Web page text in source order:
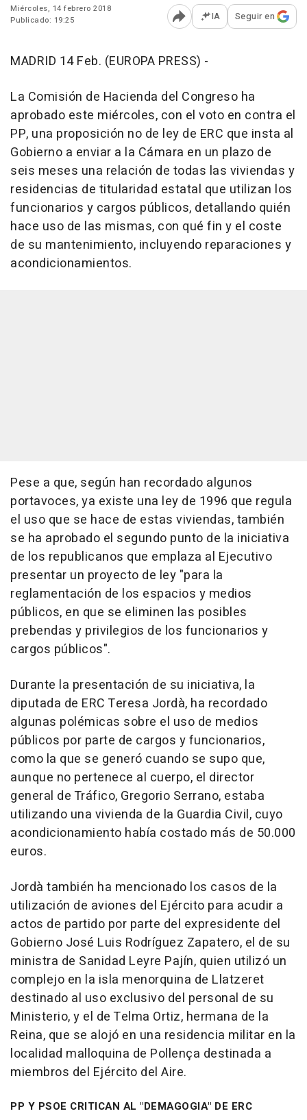
Miércoles, 14 febrero 2018
Publicado: 19:25
Abrir opciones para
IA Seguir en
MADRID 14 Feb. (EUROPA PRESS) -
La Comisión de Hacienda del Congreso ha
aprobado este miércoles, con el voto en contra el
PP, una proposición no de ley de ERC que insta al
Gobierno a enviar a la Cámara en un plazo de
seis meses una relación de todas las viviendas y
residencias de titularidad estatal que utilizan los
funcionarios y cargos públicos, detallando quién
hace uso de las mismas, con qué fin y el coste
de su mantenimiento, incluyendo reparaciones y
acondicionamientos.
Pese a que, según han recordado algunos
portavoces, ya existe una ley de 1996 que regula
el uso que se hace de estas viviendas, también
se ha aprobado el segundo punto de la iniciativa
de los republicanos que emplaza al Ejecutivo
presentar un proyecto de ley "para la
reglamentación de los espacios y medios
públicos, en que se eliminen las posibles
prebendas y privilegios de los funcionarios y
cargos públicos".
Durante la presentación de su iniciativa, la
diputada de ERC Teresa Jordà, ha recordado
algunas polémicas sobre el uso de medios
públicos por parte de cargos y funcionarios,
como la que se generó cuando se supo que,
aunque no pertenece al cuerpo, el director
general de Tráfico, Gregorio Serrano, estaba
utilizando una vivienda de la Guardia Civil, cuyo
acondicionamiento había costado más de 50.000
euros.
Jordà también ha mencionado los casos de la
utilización de aviones del Ejército para acudir a
actos de partido por parte del expresidente del
Gobierno José Luis Rodríguez Zapatero, el de su
ministra de Sanidad Leyre Pajín, quien utilizó un
complejo en la isla menorquina de Llatzeret
destinado al uso exclusivo del personal de su
Ministerio, y el de Telma Ortiz, hermana de la
Reina, que se alojó en una residencia militar en la
localidad malloquina de Pollença destinada a
miembros del Ejército del Aire.
PP Y PSOE CRITICAN AL "DEMAGOGIA" DE ERC